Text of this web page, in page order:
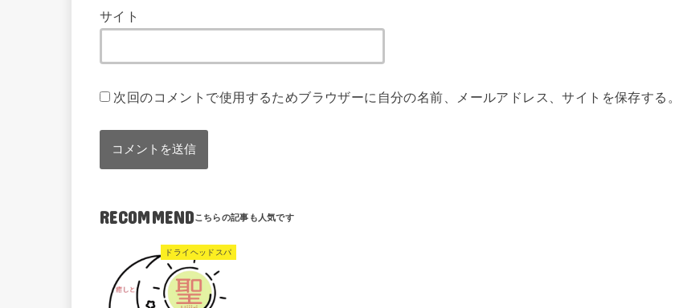
サイト
次回のコメントで使用するためブラウザーに自分の名前、メールアドレス、サイトを保存する。
RECOMMEND
ドライヘッドスパ